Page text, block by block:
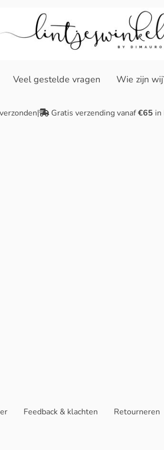
Veel gestelde vragen Wie zijn
| Gratis verzending vanaf€65 in
Feedback & klachten
Retourneren